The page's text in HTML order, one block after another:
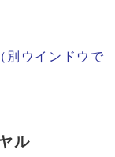
（別ウインドウで
ル